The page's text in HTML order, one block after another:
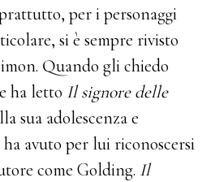
per i personaggi
si è sempre rivisto
Quando gli chiedo
ha letto Il signore delle
sua adolescenza e
avuto per lui riconoscersi
come Golding. Il